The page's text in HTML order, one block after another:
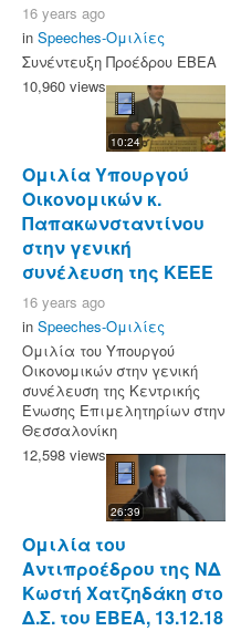
16 years ago
in Speeches-Ομιλίες
Συνέντευξη Προέδρου ΕΒΕΑ
10,960 views
10:24
Ομιλία Υπουργού
Οικονομικών κ.
Παπακωνσταντίνου
στην γενική
συνέλευση της ΚΕΕΕ
16 years ago
in Speeches-Ομιλίες
Ομιλία του Υπουργού
Οικονομικών στην γενική
συνέλευση της Κεντρικής
Ένωσης Επιμελητηρίων στην
Θεσσαλονίκη
12,598 views
26:39
Ομιλία του
Αντιπροέδρου της ΝΔ
Κωστή Χατζηδάκη στο
Δ.Σ. του ΕΒΕΑ, 13.12.18